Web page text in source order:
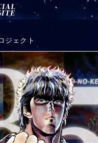
ジェクト